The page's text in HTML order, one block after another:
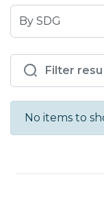
Browsing
No items to